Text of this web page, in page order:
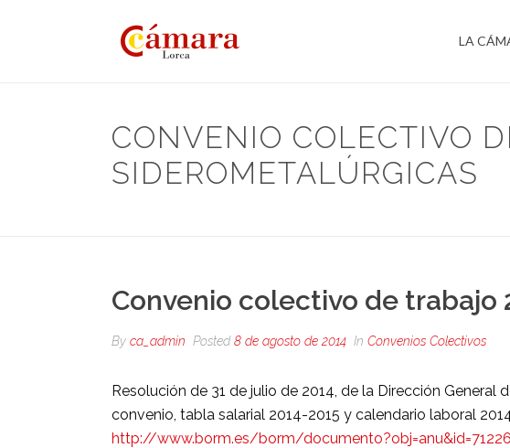
LA
CONVENIO COLECTIVO
SIDEROMETALÚRGICAS
Convenio colectivo de trabajo
By ca_admin Posted8 de agosto de 2014 In Convenios Colectivos
Resolución de 31 de julio de 2014, de la Dirección
convenio, tabla salarial 2014-2015 y calendario laboral
http://www.borm.es/borm/